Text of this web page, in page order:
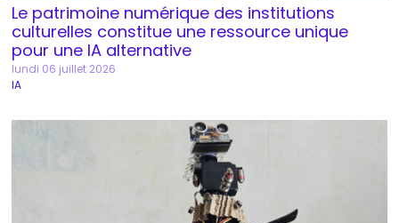
Le patrimoine numérique des institutions
culturelles constitue une ressource unique
pour une IA alternative
lundi 06 juillet 2026
IA